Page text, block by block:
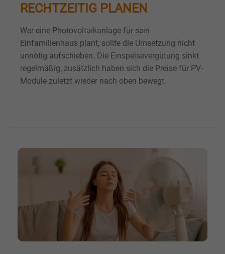
RECHTZEITIG PLANEN
Wer eine Photovoltaikanlage für sein
Einfamilienhaus plant, sollte die Umsetzung nicht
unnötig aufschieben. Die Einspeisevergütung sinkt
regelmäßig, zusätzlich haben sich die Preise für PV-
Module zuletzt wieder nach oben bewegt.